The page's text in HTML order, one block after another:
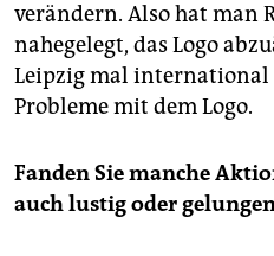
verändern. Also hat man
nahegelegt, das Logo
Leipzig mal international
Probleme mit dem Logo.
Fanden Sie manche
auch lustig oder